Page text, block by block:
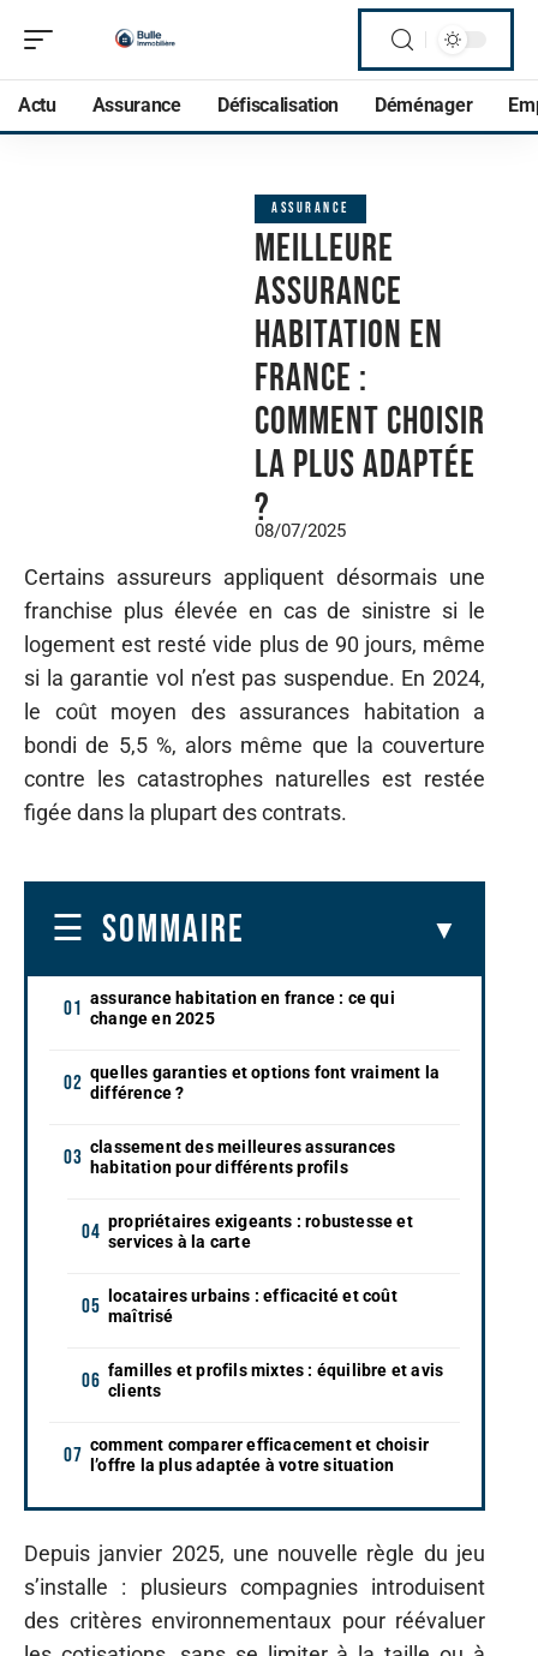
Actu Assurance Défiscalisation Déménager
ASSURANCE
Meilleure
assurance
habitation en
France :
comment choisir
la plus adaptée
?
08/07/2025
Certains assureurs appliquent désormais une
franchise plus élevée en cas de sinistre si le
logement est resté vide plus de 90 jours, même
si la garantie vol n’est pas suspendue. En 2024,
le coût moyen des assurances habitation a
bondi de 5,5 %, alors même que la couverture
contre les catastrophes naturelles est restée
figée dans la plupart des contrats.
SOMMAIRE
assurance habitation en france : ce qui
change en 2025
quelles garanties et options font vraiment la
différence ?
classement des meilleures assurances
habitation pour différents profils
propriétaires exigeants : robustesse et
services à la carte
locataires urbains : efficacité et coût
maîtrisé
familles et profils mixtes : équilibre et avis
clients
comment comparer efficacement et choisir
l’offre la plus adaptée à votre situation
Depuis janvier 2025, une nouvelle règle du jeu
s’installe : plusieurs compagnies introduisent
des critères environnementaux pour réévaluer